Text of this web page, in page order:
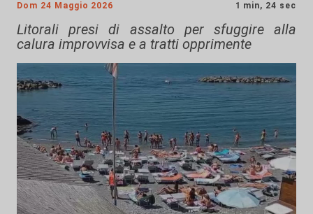
Dom 24 Maggio 2026 1 min, 24 sec
Litorali presi di assalto per sfuggire alla
calura improvvisa e a tratti opprimente